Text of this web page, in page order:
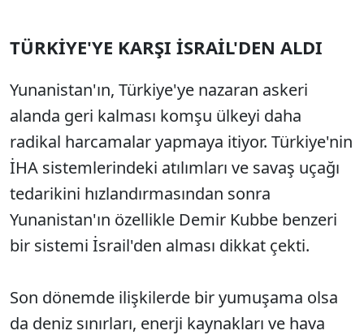
TÜRKİYE'YE KARŞI İSRAİL'DEN ALDI
Yunanistan'ın, Türkiye'ye nazaran askeri
alanda geri kalması komşu ülkeyi daha
radikal harcamalar yapmaya itiyor. Türkiye'nin
İHA sistemlerindeki atılımları ve savaş uçağı
tedarikini hızlandırmasından sonra
Yunanistan'ın özellikle Demir Kubbe benzeri
bir sistemi İsrail'den alması dikkat çekti.
Son dönemde ilişkilerde bir yumuşama olsa
da deniz sınırları, enerji kaynakları ve hava